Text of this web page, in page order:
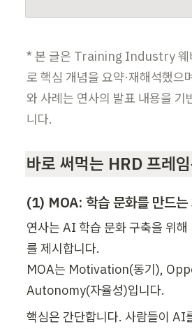
* 본 글은 Training Industry 웨
로 핵심 개념을 요약·재해석했으
와 사례는 연사의 발표 내용을 기
니다.
바로 써먹는 HRD 프레
(1) MOA: 학습 문화를 만드는
연사는 AI 학습 문화 구축을 위
를 제시합니다.
MOA는 Motivation(동기),
Autonomy(자율성)입니다.
핵심은 간단합니다. 사람들이 AI